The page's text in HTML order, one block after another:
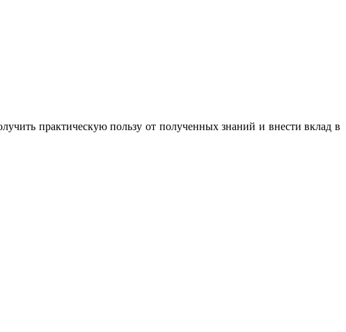
практическую пользу от полученных знаний и внести вклад в